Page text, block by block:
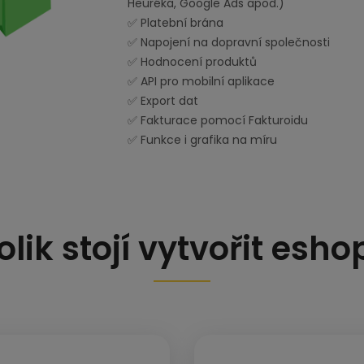
Heuréka, Google Ads apod.)
✅ Platební brána
✅ Napojení na dopravní společnosti
✅ Hodnocení produktů
✅ API pro mobilní aplikace
✅ Export dat
✅ Fakturace pomocí Fakturoidu
✅ Funkce i grafika na míru
stojí vytvořit